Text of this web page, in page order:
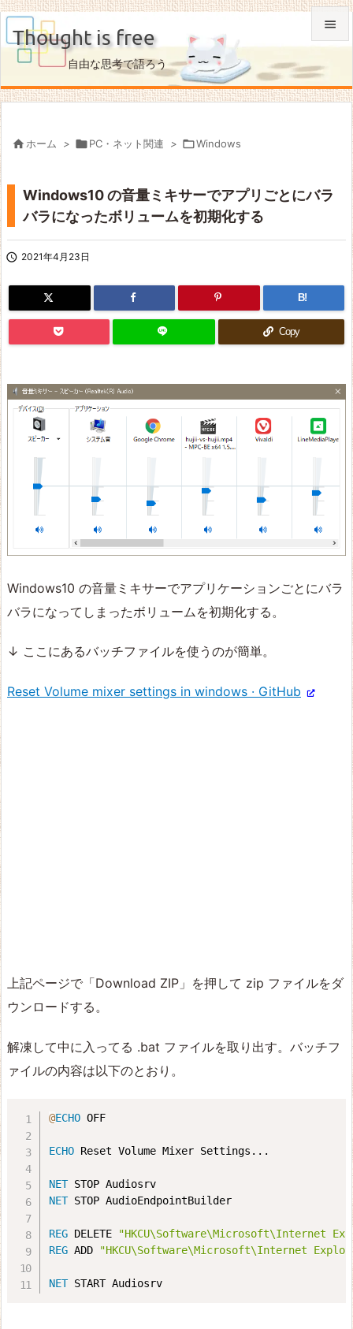
Thought is free
自由な思考で語ろう

メニュ

次へ
 ホーム > PC・ネット関連 > Windows
Windows10 の音量ミキサーでアプリごとにバラ
バラになったボリュームを初期化する
 2021年4月23日
B!
Copy
Windows10 の音量ミキサーでアプリケーションごとにバラ
バラになってしまったボリュームを初期化する。
↓ ここにあるバッチファイルを使うのが簡単。
Reset Volume mixer settings in windows · GitHub
上記ページで「Download ZIP」を押して zip ファイルをダ
ウンロードする。
解凍して中に入ってる .bat ファイルを取り出す。バッチフ
ァイルの内容は以下のとおり。
@ECHO OFF
ECHO Reset Volume Mixer Settings...
NET STOP Audiosrv
NET STOP AudioEndpointBuilder
REG DELETE
"HKCU\Software\Microsoft\Internet
REG ADD "HKCU\Software\Microsoft\Internet
NET START Audiosrv